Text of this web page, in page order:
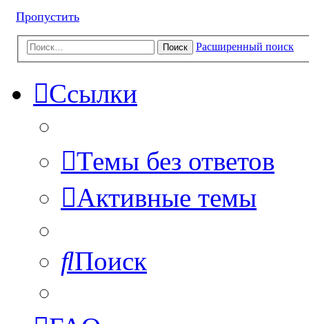
Пропустить
Поиск Расширенный поиск
Ссылки
Темы без ответов
Активные темы
Поиск